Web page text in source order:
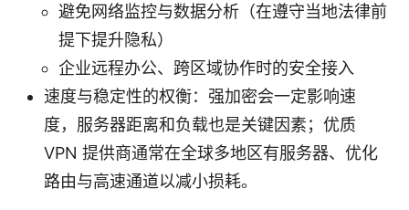
避免网络监控与数据分析（在遵守当地法律前
提下提升隐私）
企业远程办公、跨区域协作时的安全接入
速度与稳定性的权衡：强加密会一定影响速
度，服务器距离和负载也是关键因素；优质
VPN 提供商通常在全球多地区有服务器、优化
路由与高速通道以减小损耗。